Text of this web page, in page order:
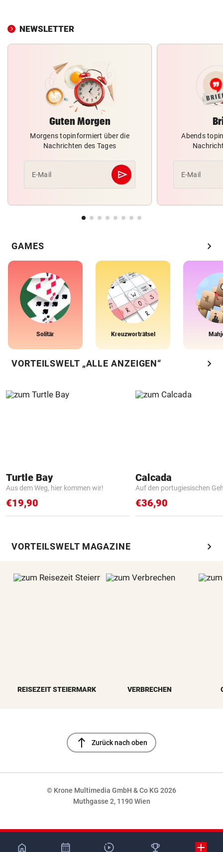
NEWSLETTER
Guten Morgen
Morgens topinformiert über die
Nachrichten des Tages
E-Mail send
Abschicken
Abends
E-Mail
GAMES chevron_right
Solitär Kreuzworträtsel
VORTEILSWELT „ALLE ANZEIGEN“ chevron_right
Turtle Bay
Aus dem Weg, hier kommen wir!
€19,90
Calcada
Auf den portugiesischen
€36,90
VORTEILSWELT MAGAZINE chevron_right
REISEZEIT STEIERMARK VERBRECHEN
north Zurück nach oben
© Krone Multimedia GmbH & Co KG 2026
Muthgasse 2, 1190 Wien
NaN%